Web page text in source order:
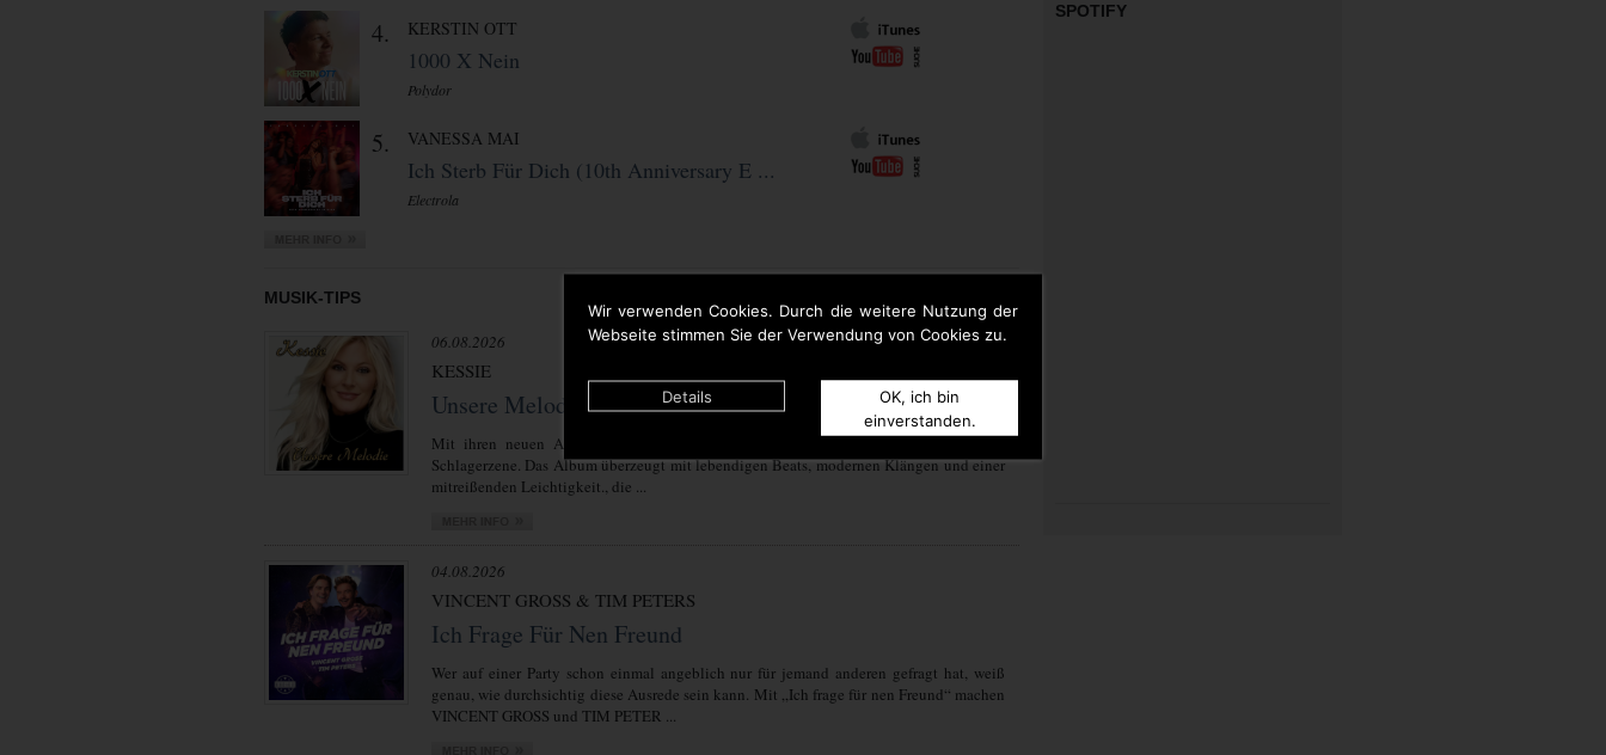
Wir verwenden Cookies. Durch die weitere Nutzung der
Webseite stimmen Sie der Verwendung von Cookies zu.
Details
OK, ich bin
einverstanden.
4. KERSTIN OTT
1000 X Nein
Polydor
5. VANESSA MAI
Ich Sterb Für Dich (10th Anniversary E ...
Electrola
MUSIK-TIPS
06.08.2026
KESSIE
Unsere Melodie
Mit ihren neuen Album Kessie ( Einfach ich) bringt Kessie frischen Wind in die
Schlagerzene. Das Album überzeugt mit lebendigen Beats, modernen Klängen und einer
mitreißenden Leichtigkeit., die ...
04.08.2026
VINCENT GROSS & TIM PETERS
Ich Frage Für Nen Freund
Wer auf einer Party schon einmal angeblich nur für jemand anderen gefragt hat, weiß
genau, wie durchsichtig diese Ausrede sein kann. Mit „Ich frage für nen Freund“ machen
VINCENT GROSS und TIM PETER ...
SPOTIFY